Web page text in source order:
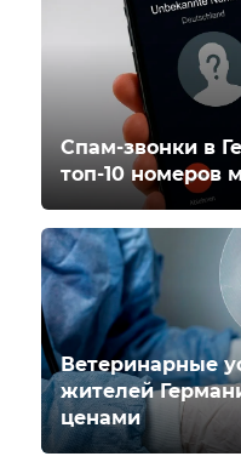
Спам-звонки в
топ-10 номеров
Ветеринарные
жителей
ценами